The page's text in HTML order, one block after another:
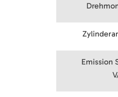
Emission